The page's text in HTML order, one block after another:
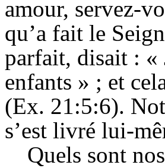
amour, servez-
qu’a fait le
parfait, disait : «
enfants » ; et
(Ex. 21:5:6).
s’est livré lui-
Quels sont